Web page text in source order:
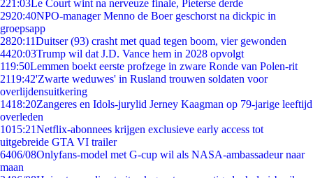
221:03Le Court wint na nerveuze finale, Pieterse derde
2920:40NPO-manager Menno de Boer geschorst na dickpic in
groepsapp
2820:11Duitser (93) crasht met quad tegen boom, vier gewonden
4420:03Trump wil dat J.D. Vance hem in 2028 opvolgt
119:50Lemmen boekt eerste profzege in zware Ronde van Polen-rit
2119:42'Zwarte weduwes' in Rusland trouwen soldaten voor
overlijdensuitkering
1418:20Zangeres en Idols-jurylid Jerney Kaagman op 79-jarige leeftijd
overleden
1015:21Netflix-abonnees krijgen exclusieve early access tot
uitgebreide GTA VI trailer
6406/08Onlyfans-model met G-cup wil als NASA-ambassadeur naar
maan